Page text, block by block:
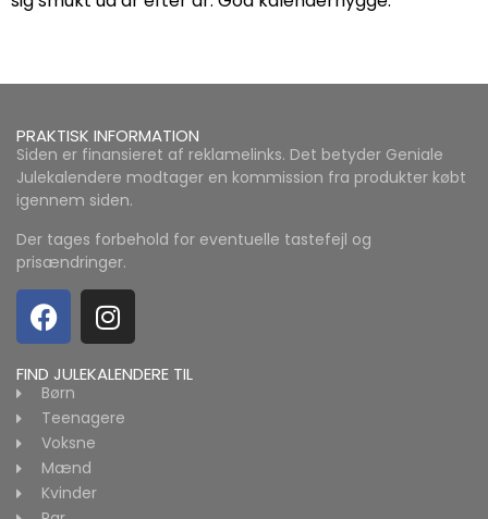
PRAKTISK INFORMATION
Siden er finansieret af reklamelinks. Det betyder Geniale
Julekalendere modtager en kommission fra produkter købt
igennem siden.
Der tages forbehold for eventuelle tastefejl og
prisændringer.
FIND JULEKALENDERE TIL
Børn
Teenagere
Voksne
Mænd
Kvinder